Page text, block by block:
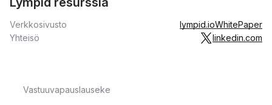
Verkkosivusto lympid.ioWhitePaper
Yhteisö
linkedin.com
Vastuuvapauslauseke